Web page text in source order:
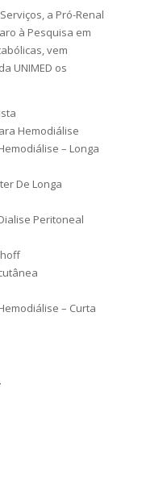
a Pró-Renal
à Pesquisa em
vem
UNIMED os
Hemodiálise
– Longa
De Longa
Peritoneal
– Curta